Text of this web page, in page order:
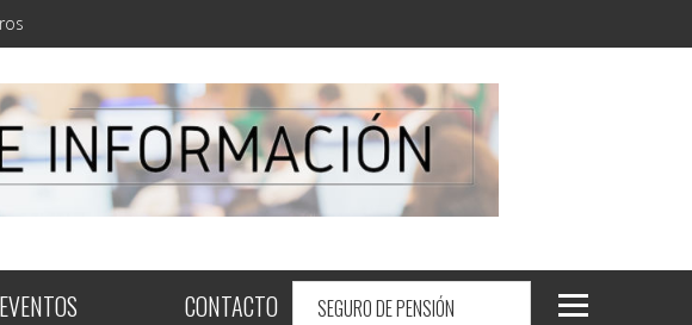
EVENTOS CONTACTO